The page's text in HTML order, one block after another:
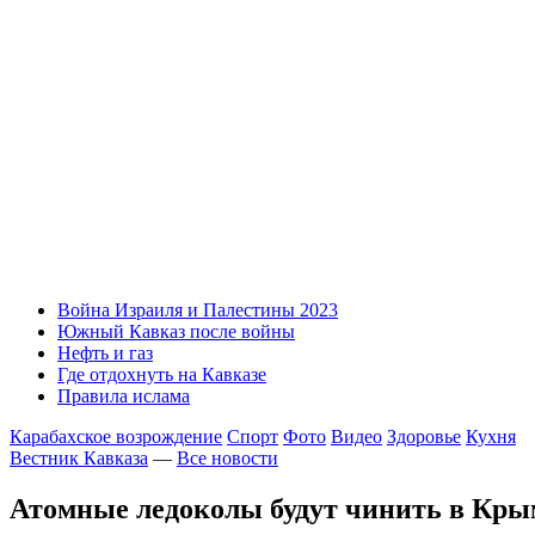
Война Израиля и Палестины 2023
Южный Кавказ после войны
Нефть и газ
Где отдохнуть на Кавказе
Правила ислама
Карабахское возрождение Спорт Фото Видео Здоровье Кухня
Вестник Кавказа — Все новости
Атомные ледоколы будут чинить в